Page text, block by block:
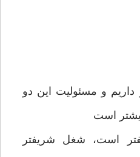
داریم و مسئولیت این دو
است
است، شغل شریفتر